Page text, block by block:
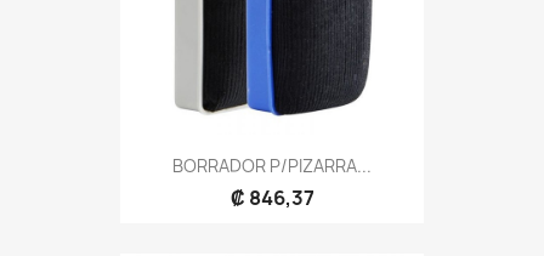
BORRADOR P/PIZARRA...
₡ 846,37